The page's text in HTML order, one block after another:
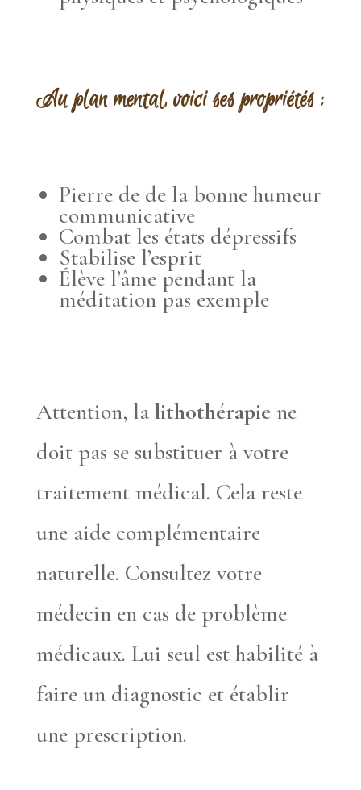
Au plan mental, voicises propriétés :
Pierre de de la bonne humeur
communicative
Combat les états dépressifs
Stabilise l’esprit
Élève l’âme pendant la
méditation pas exemple
Attention, la lithothérapie ne
doit pas se substituer à votre
traitement médical. Cela reste
une aide complémentaire
naturelle. Consultez votre
médecin en cas de problème
médicaux. Lui seul est habilité à
faire un diagnostic et établir
une prescription.